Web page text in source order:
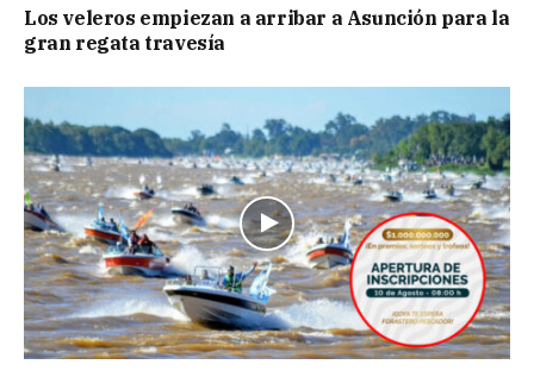
Los veleros empiezan a arribar a Asunción para la
gran regata travesía